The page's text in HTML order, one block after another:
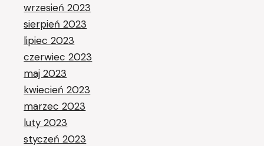
wrzesień 2023
sierpień 2023
lipiec 2023
czerwiec 2023
maj 2023
kwiecień 2023
marzec 2023
luty 2023
styczeń 2023